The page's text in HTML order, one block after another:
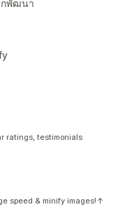
พัฒนา
ratings, testimonials
speed & minify images!↑